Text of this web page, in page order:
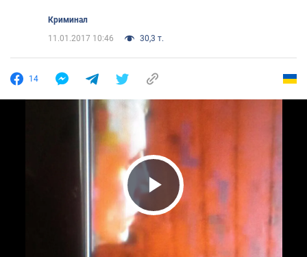
Криминал
11.01.2017 10:46
30,3 т.
14
Play Video